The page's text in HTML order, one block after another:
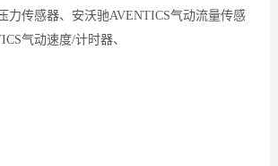
力传感器、安沃驰AVENTICS气动流量传感
气动速度/计时器、